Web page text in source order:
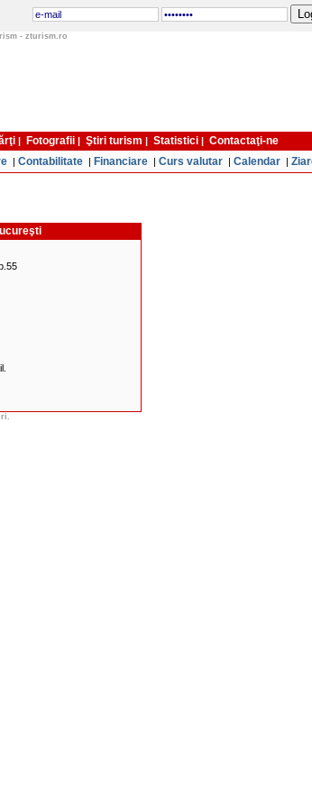
- zturism.ro
| Fotografii | Ştiri turism | Statistici | Contactaţi-ne
| Contabilitate | Financiare | Curs valutar | Calendar |